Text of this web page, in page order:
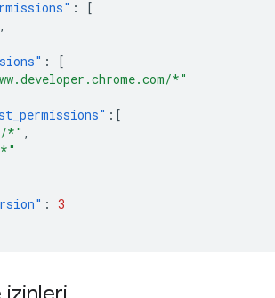
:
[
,
:
[
*"
:[
*" ,
: 3